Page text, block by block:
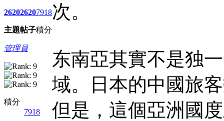
2620
主題
2620
帖子
7918
積分
管理員
積分
7918
次。
东南亞其實不是独
域。日本的中國旅
但是，這個亞洲國